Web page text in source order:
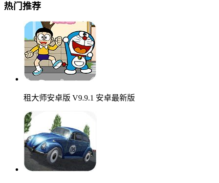
热门推荐
租大师安卓版 V9.9.1 安卓最新版